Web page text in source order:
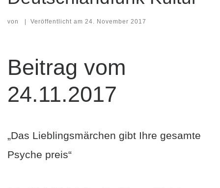
von | Veröffentlicht am 24. November 2017
Beitrag vom
24.11.2017
„Das Lieblingsmärchen gibt Ihre gesamte
Psyche preis“